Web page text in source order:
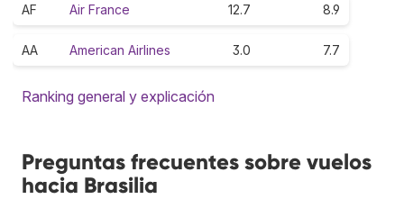
AF Air France 12.7 8.9
AA American Airlines 3.0 7.7
Ranking general y explicación
Preguntas frecuentes sobre vuelos
hacia Brasilia